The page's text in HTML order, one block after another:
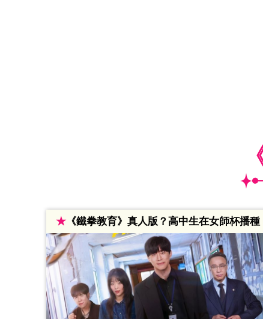
★《鐵拳教育》真人版？高中生在女師杯播種